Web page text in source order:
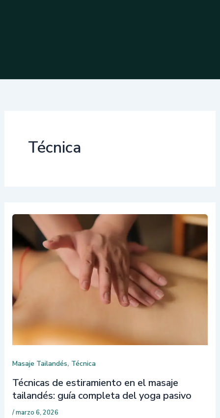
Técnica
Masaje Tailandés, Técnica
Técnicas de estiramiento en el masaje
tailandés: guía completa del yoga pasivo
/marzo 6, 2026